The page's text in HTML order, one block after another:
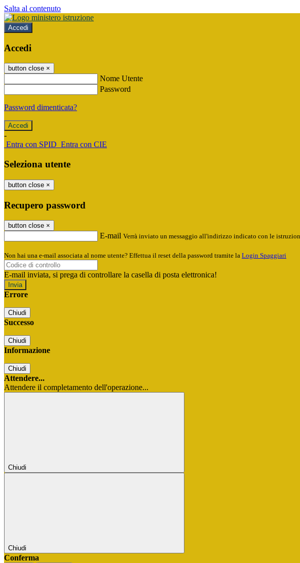
Salta al contenuto
Accedi
Accedi
button close ×
Nome Utente
Password
Password dimenticata?
-
Entra con SPID Entra con CIE
Seleziona utente
button close ×
Recupero password
button close ×
E-mail Verrà inviato un messaggio all'indirizzo indicato con le
Non hai una e-mail associata al nome utente? Effettua il reset della password tramite la Login Spaggiari
E-mail inviata, si prega di controllare la casella di posta elettronica!
Errore
Chiudi
Successo
Chiudi
Informazione
Chiudi
Attendere...
Attendere il completamento dell'operazione...
Chiudi
Chiudi
Conferma